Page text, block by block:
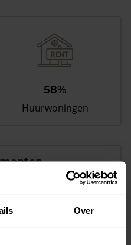
Over
58%
Huurwoningen
woningen